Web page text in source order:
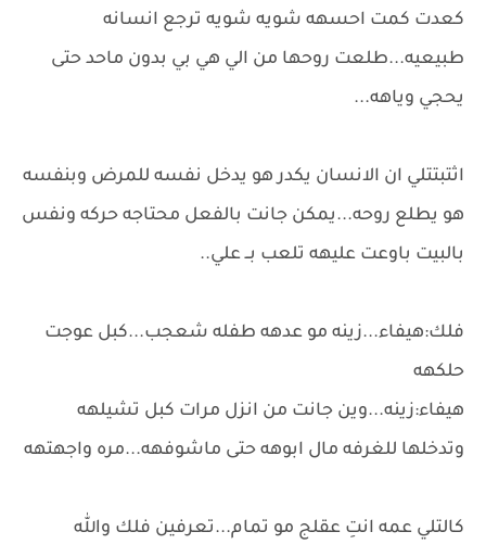
كعدت كمت احسهه شويه شويه ترجع انسانه
طبيعيه...طلعت روحها من الي هي بي بدون ماحد حتى
يحجي وياهه...
اثتبتتلي ان الانسان يكدر هو يدخل نفسه للمرض وبنفسه
هو يطلع روحه...يمكن جانت بالفعل محتاجه حركه ونفس
بالبيت باوعت عليهه تلعب بــ علي..
فلك:هيفاء...زينه مو عدهه طفله شعجب...كبل عوجت
حلكهه
هيفاء:زينه...وين جانت من انزل مرات كبل تشيلهه
وتدخلها للغرفه مال ابوهه حتى ماشوفهه...مره واجهتهه
كالتلي عمه انتِ عقلج مو تمام...تعرفين فلك والله